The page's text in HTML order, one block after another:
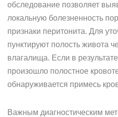
обследование позволяет
локальную болезненность
признаки перитонита. Для
пунктируют полость живота
влагалища. Если в
произошло полостное
обнаруживается примесь
Важным диагностическим